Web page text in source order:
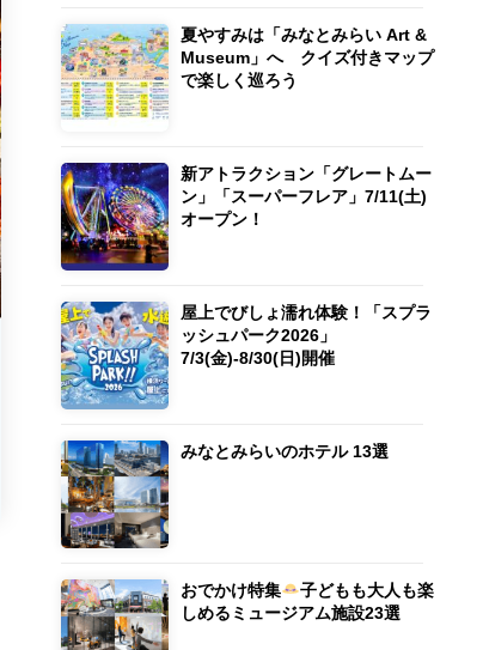
夏やすみは「みなとみらい Art &
Museum」へ クイズ付きマップ
で楽しく巡ろう
新アトラクション「グレートムー
ン」「スーパーフレア」7/11(土)
オープン！
屋上でびしょ濡れ体験！「スプラ
ッシュパーク2026」
7/3(金)-8/30(日)開催
みなとみらいのホテル 13選
おでかけ特集
子どもも大人も楽
しめるミュージアム施設23選